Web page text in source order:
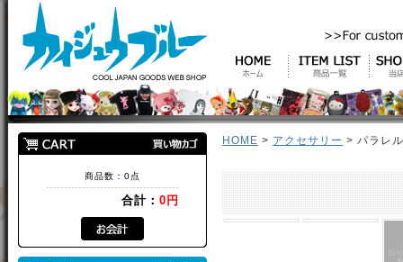
商品数：0点
合計： 0円
HOME > アクセサリー > パラレ